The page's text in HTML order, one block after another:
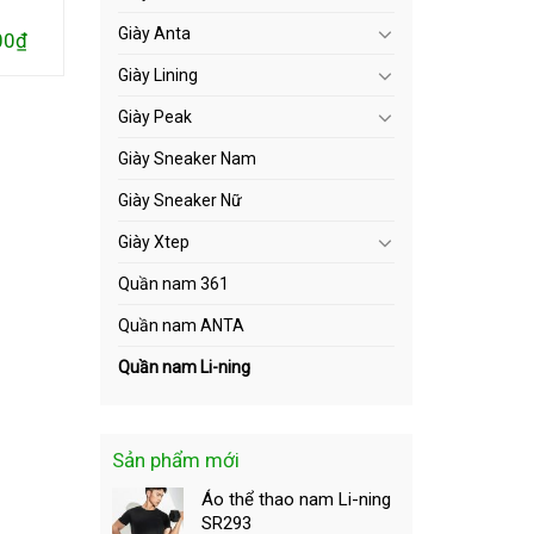
₫Giá
hiện
Giày Anta
Giày Lining
Giày Peak
Giày Sneaker Nam
Giày Sneaker Nữ
Giày Xtep
Quần nam 361
Quần nam ANTA
Quần nam Li-ning
Sản phẩm mới
Áo thể thao nam Li-ning
SR293